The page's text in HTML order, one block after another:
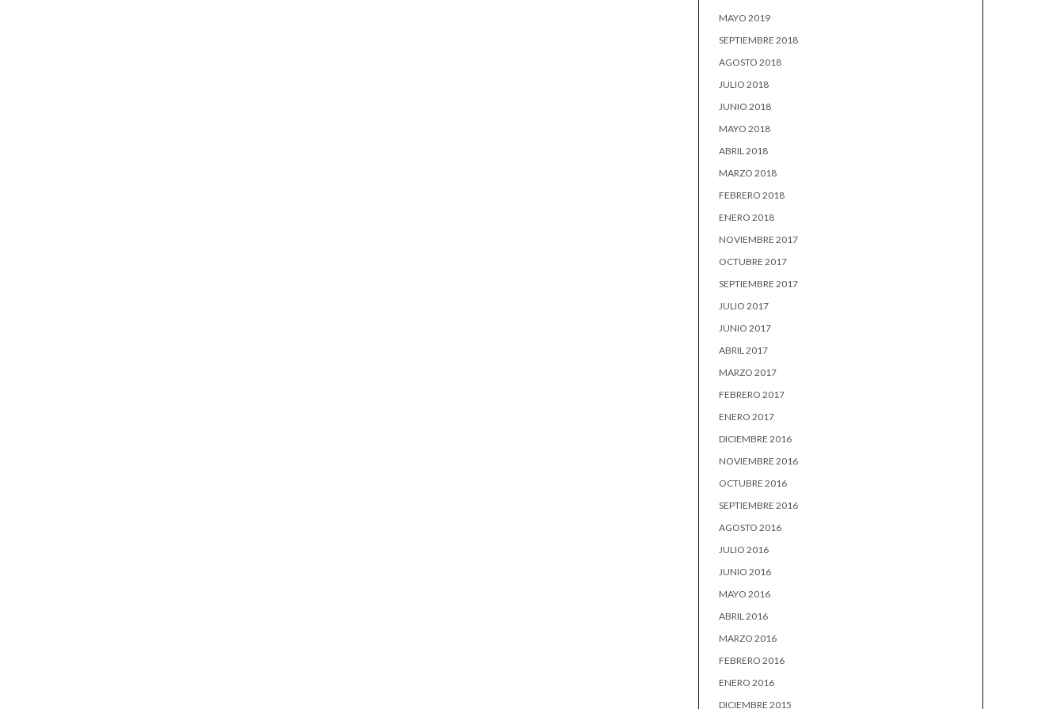
MAYO 2019
SEPTIEMBRE 2018
AGOSTO 2018
JULIO 2018
JUNIO 2018
MAYO 2018
ABRIL 2018
MARZO 2018
FEBRERO 2018
ENERO 2018
NOVIEMBRE 2017
OCTUBRE 2017
SEPTIEMBRE 2017
JULIO 2017
JUNIO 2017
ABRIL 2017
MARZO 2017
FEBRERO 2017
ENERO 2017
DICIEMBRE 2016
NOVIEMBRE 2016
OCTUBRE 2016
SEPTIEMBRE 2016
AGOSTO 2016
JULIO 2016
JUNIO 2016
MAYO 2016
ABRIL 2016
MARZO 2016
FEBRERO 2016
ENERO 2016
DICIEMBRE 2015